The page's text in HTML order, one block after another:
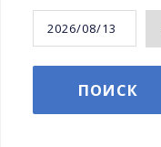
ПОИСК